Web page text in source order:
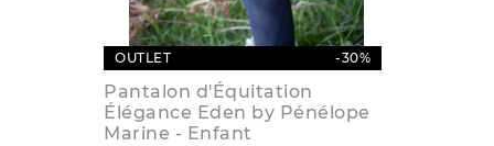
OUTLET -30%
Pantalon d'Équitation
Élégance Eden by Pénélope
Marine - Enfant